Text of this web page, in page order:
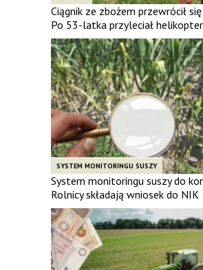
Ciągnik ze zbożem przewrócił
Po 53-latka przyleciał
SYSTEM MONITORINGU SUSZY
System monitoringu suszy do
Rolnicy składają wniosek do NIK